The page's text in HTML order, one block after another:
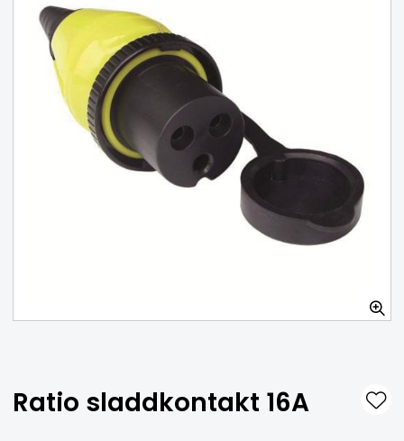
Förminskning 75-60 mm
Ratio sladdkontakt 16A